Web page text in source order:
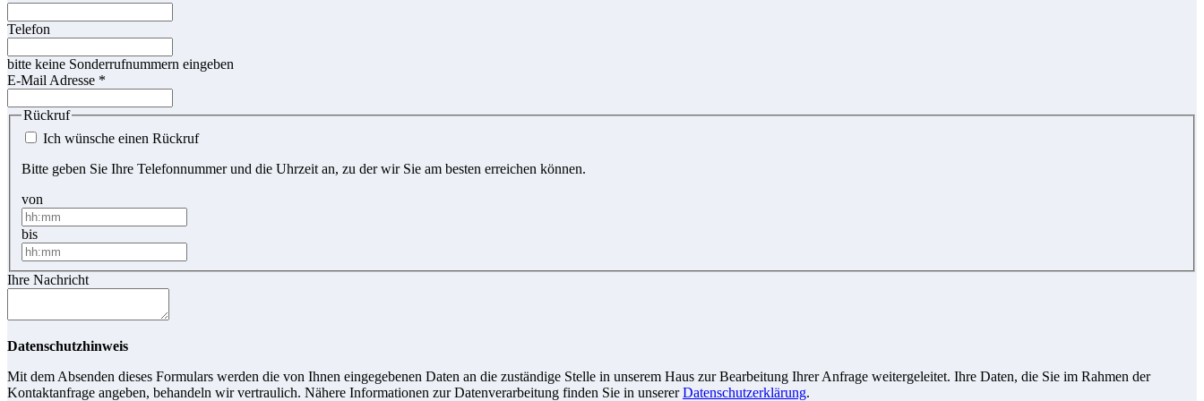
Telefon
bitte keine Sonderrufnummern eingeben
E-Mail Adresse *
Rückruf
Ich wünsche einen Rückruf
Bitte geben Sie Ihre Telefonnummer und die Uhrzeit an, zu der wir Sie am besten erreichen können.
von
bis
Ihre Nachricht
Datenschutzhinweis
Mit dem Absenden dieses Formulars werden die von Ihnen eingegebenen Daten an die zuständige Stelle in unserem Haus zur Bearbeitung Ihrer Anfrage weitergeleitet. Ihre Daten, die Sie im Rahmen der
Kontaktanfrage angeben, behandeln wir vertraulich. Nähere Informationen zur Datenverarbeitung finden Sie in unsererDatenschutzerklärung.